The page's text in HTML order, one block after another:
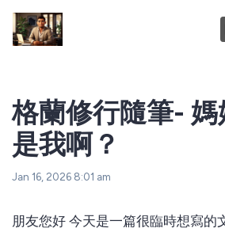
格蘭修行隨筆-
是我啊？
Jan 16, 2026 8:01 am
朋友您好 今天是一篇很臨時想寫的